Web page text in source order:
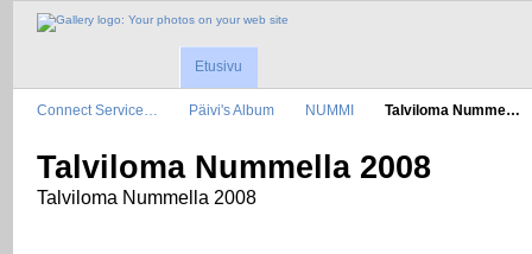
Etusivu
Connect Service… Päivi's Album NUMMI Talviloma Numme…
Talviloma Nummella 2008
Talviloma Nummella 2008